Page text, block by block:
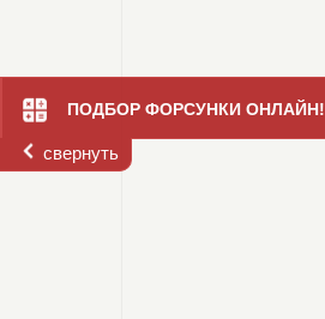
ПОДБОР ФОРСУНКИ ОНЛАЙН!
свернуть